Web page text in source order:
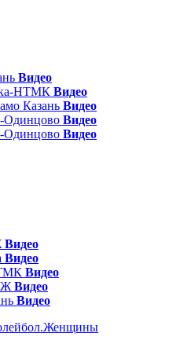
Видео
НТМК Видео
Казань Видео
Одинцово Видео
Одинцово Видео
Видео
Видео
Видео
Ж Видео
Видео